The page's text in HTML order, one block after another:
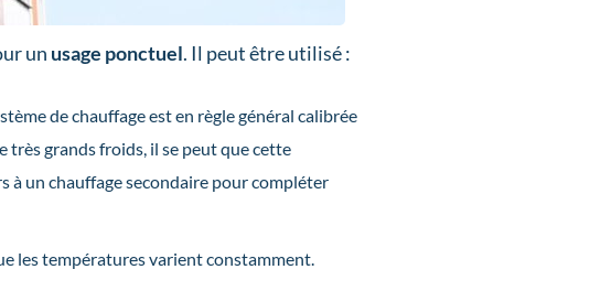
un usage ponctuel. Il peut être utilisé :
de chauffage est en règle général calibrée
très grands froids, il se peut que cette
à un chauffage secondaire pour compléter
les températures varient constamment.